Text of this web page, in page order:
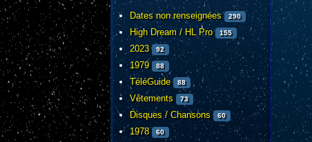
Dates non renseignées 290
High Dream / HL Pro 155
2023 92
1979 88
TéléGuide 88
Vêtements 73
Disques / Chansons 60
1978 60